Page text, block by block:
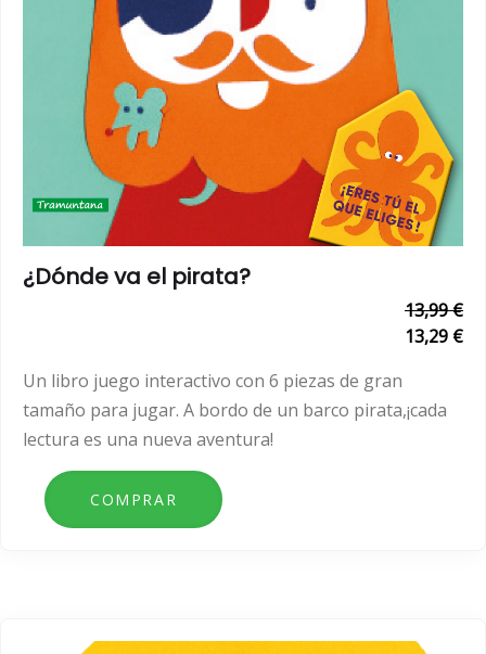
¿Dónde va el pirata?
13,99 €
13,29 €
Un libro juego interactivo con 6 piezas de gran
tamaño para jugar. A bordo de un barco pirata,¡cada
lectura es una nueva aventura!